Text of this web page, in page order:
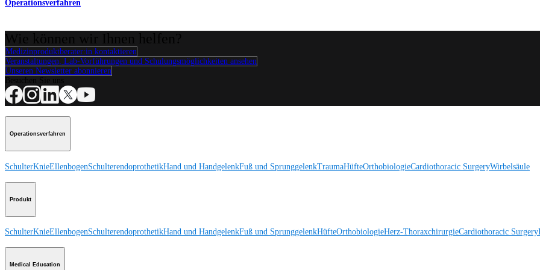
Operationsverfahren
Medizinproduktberater:in kontaktieren
Veranstaltungen, Lab-Vorführungen und Schulungsmöglichkeiten ansehen
Unseren Newsletter abonnieren
Operationsverfahren
SchulterKnieEllenbogenSchulterendoprothetikHand und HandgelenkFuß und SprunggelenkTraumaHüfteOrthobiologieCardiothoracic SurgeryWirbelsäule
Produkt
SchulterKnieEllenbogenSchulterendoprothetikHand und HandgelenkFuß und SprunggelenkHüfteOrthobiologieHerz-ThoraxchirurgieCardiothoracic Surgery
Medical Education